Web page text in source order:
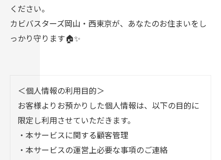
ください。
カビバスターズ岡山・西東京が、あなたのお住まいをし
っかり守ります🏠✨
＜個人情報の利用目的＞
お客様よりお預かりした個人情報は、以下の目的に
限定し利用させていただきます。
・本サービスに関する顧客管理
・本サービスの運営上必要な事項のご連絡